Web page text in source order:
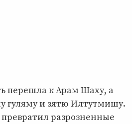
перешла к Арам Шаху, а
гуляму и зятю Илтутмишу.
разрозненные